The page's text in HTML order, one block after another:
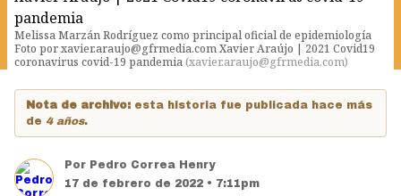
Melissa Marzán Rodríguez como principal oficial de epidemiología
Foto por xavier.araujo@gfrmedia.com Xavier Araújo | 2021 Covid19
coronavirus covid-19 pandemia(xavier.araujo@gfrmedia.com)
Nota de archivo: esta historia fue publicada hace más
de 4 años.
Por Pedro Correa Henry
17 de febrero de 2022 • 7:11pm